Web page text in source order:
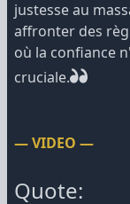
justesse au
affronter des
où la confiance
cruciale.
— VIDEO —
Quote: